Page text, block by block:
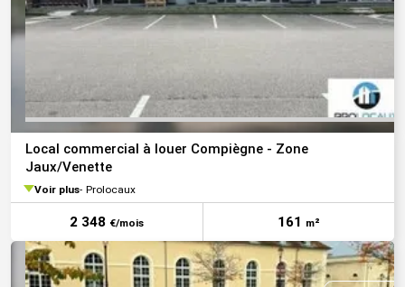
Local commercial à louer Compiègne - Zone
Jaux/Venette
Voir plus Prolocaux
2 348 €/mois 161 m²